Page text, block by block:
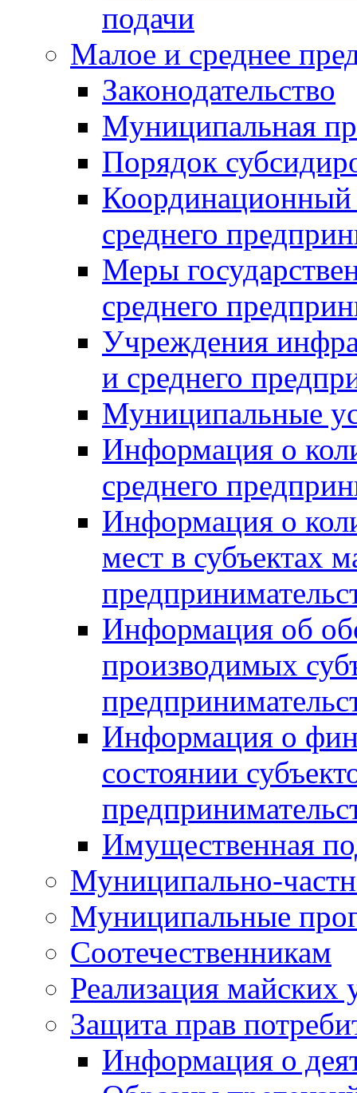
подачи
Малое и среднее
Законодательство
Муниципальная
Порядок
Координационный
среднего
Меры
среднего
Учреждения
и среднего
Муниципальные
Информация о
среднего
Информация о
мест в субъектах
Информация об
производимых
Информация о
состоянии
Имущественная
Муниципально-
Муниципальные
Соотечественникам
Реализация майских
Защита прав
Информация о